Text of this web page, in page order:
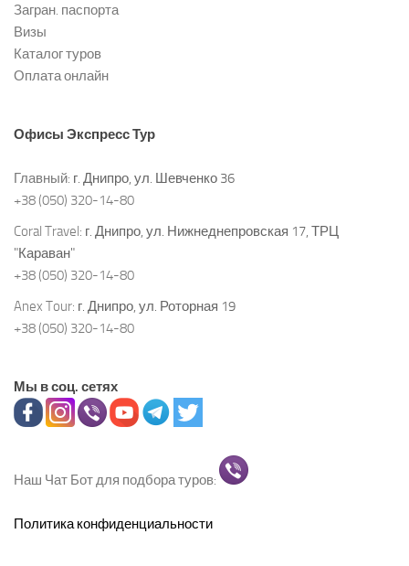
Загран. паспорта
Визы
Каталог туров
Оплата онлайн
Офисы Экспресс Тур
Главный: г. Днипро, ул. Шевченко 36
+38 (050) 320-14-80
Coral Travel: г. Днипро, ул. Нижнеднепровская 17, ТРЦ
"Караван"
+38 (050) 320-14-80
Anex Tour: г. Днипро, ул. Роторная 19
+38 (050) 320-14-80
Мы в соц. сетях
Наш Чат Бот для подбора туров:
Политика конфиденциальности